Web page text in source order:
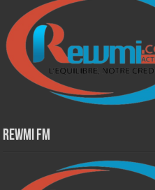
Rewmi Fm